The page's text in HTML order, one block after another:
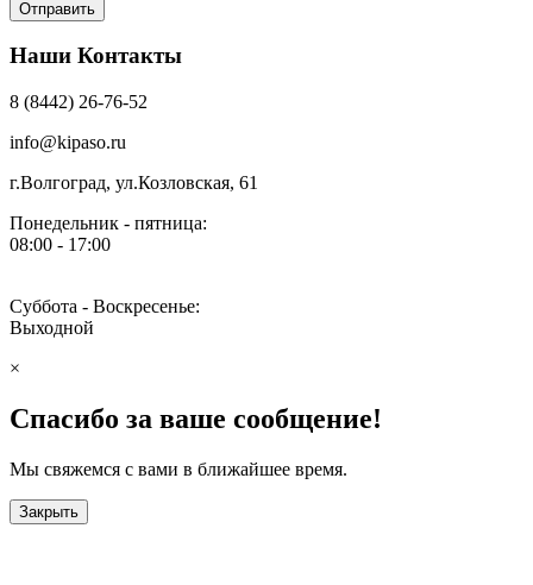
Наши Контакты
8 (8442) 26-76-52
info@kipaso.ru
г.Волгоград, ул.Козловская, 61
Понедельник - пятница:
08:00 - 17:00
Суббота - Воскресенье:
Выходной
×
Спасибо за ваше сообщение!
Мы свяжемся с вами в ближайшее время.
Закрыть